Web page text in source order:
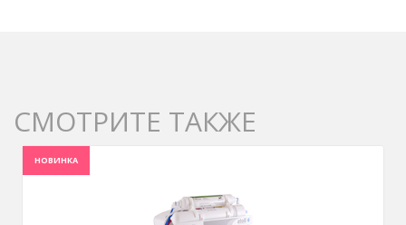
СМОТРИТЕ ТАКЖЕ
НОВИНКА